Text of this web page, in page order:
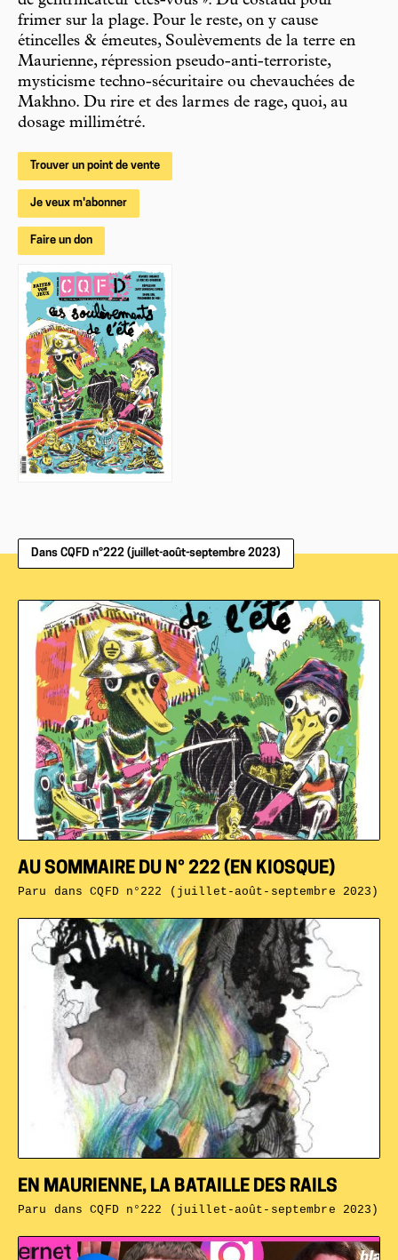
frimer sur la plage. Pour le reste, on y cause
étincelles & émeutes, Soulèvements de la terre en
Maurienne, répression pseudo-anti-terroriste,
mysticisme techno-sécuritaire ou chevauchées de
Makhno. Du rire et des larmes de rage, quoi, au
dosage millimétré.
Trouver un point de vente
Je veux m'abonner
Faire un don
Dans CQFD n°222 (juillet-août-septembre 2023)
EN MAURIENNE, LA BATAILLE DES RAILS
Paru dansCQFD n°222 (juillet-août-septembre 2023)
AU SOMMAIRE DU N° 222 (EN KIOSQUE)
Paru dansCQFD n°222 (juillet-août-septembre 2023)